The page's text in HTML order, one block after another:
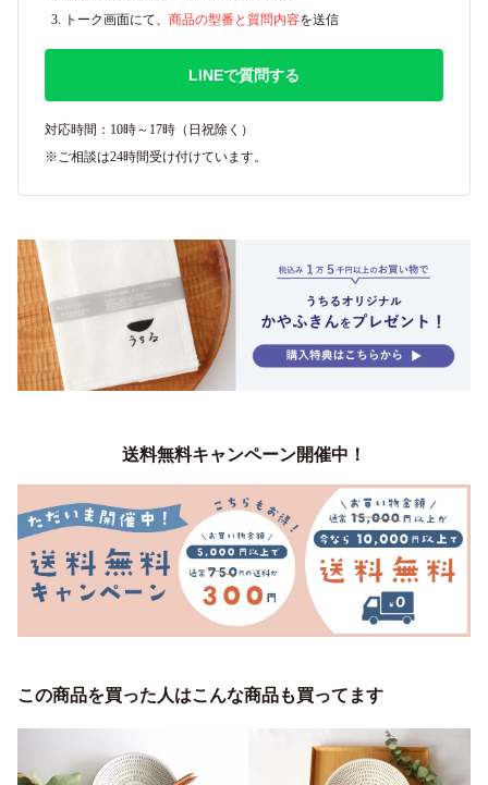
トーク画面にて、 商品の型番と質問内容を送信
LINEで質問する
対応時間：10時～17時（日祝除く）
※ご相談は24時間受け付けています。
送料無料キャンペーン開催中！
この商品を買った人はこんな商品も買ってます